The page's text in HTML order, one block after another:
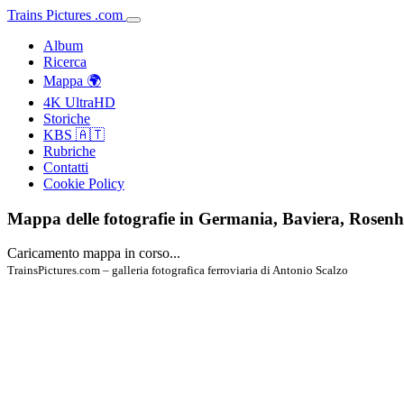
Trains Pictures .com
Album
Ricerca
Mappa 🌍
4K UltraHD
Storiche
KBS 🇦🇹
Rubriche
Contatti
Cookie Policy
Mappa delle fotografie in Germania, Baviera,
Caricamento mappa in corso...
TrainsPictures.com – galleria fotografica ferroviaria di Antonio Scalzo